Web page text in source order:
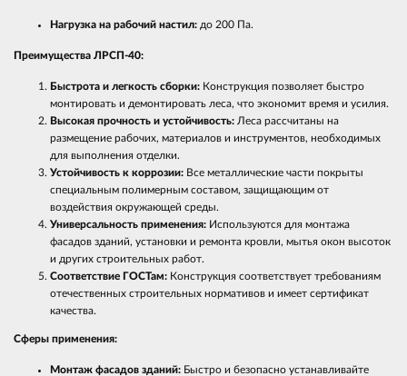
Нагрузка на рабочий настил: до 200 Па.
Преимущества ЛРСП-40:
Быстрота и легкость сборки: Конструкция позволяет быстро
монтировать и демонтировать леса, что экономит время и усилия.
Высокая прочность и устойчивость: Леса рассчитаны на
размещение рабочих, материалов и инструментов, необходимых
для выполнения отделки.
Устойчивость к коррозии: Все металлические части покрыты
специальным полимерным составом, защищающим от
воздействия окружающей среды.
Универсальность применения: Используются для монтажа
фасадов зданий, установки и ремонта кровли, мытья окон высоток
и других строительных работ.
Соответствие ГОСТам: Конструкция соответствует требованиям
отечественных строительных нормативов и имеет сертификат
качества.
Сферы применения:
Монтаж фасадов зданий: Быстро и безопасно устанавливайте